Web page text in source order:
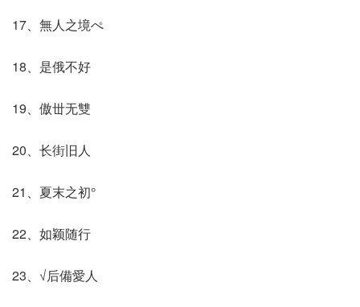
17、無人之境ぺ
18、是俄不好
19、傲丗无雙
20、长街旧人
21、夏末之初°
22、如颖随行
23、√后備愛人